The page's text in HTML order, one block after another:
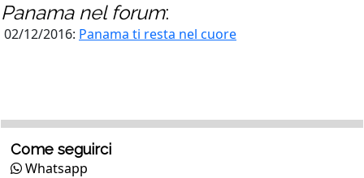
Panamanel forum:
02/12/2016: Panama ti resta nel cuore
Come seguirci
Whatsapp